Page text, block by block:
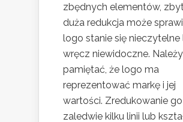
zbędnych elementów, zbyt
duża redukcja może
logo stanie się nieczytelne
wręcz niewidoczne. Należy
pamiętać, że logo ma
reprezentować markę i jej
wartości. Zredukowanie
zaledwie kilku linii lub